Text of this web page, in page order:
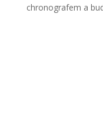
chronografem a